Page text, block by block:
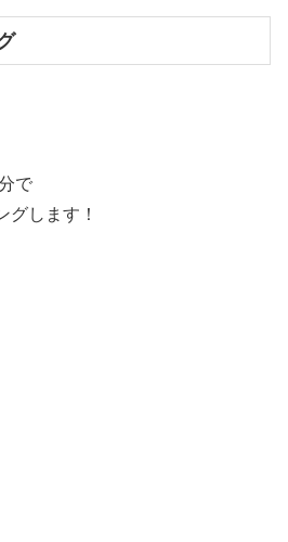
で
グします！